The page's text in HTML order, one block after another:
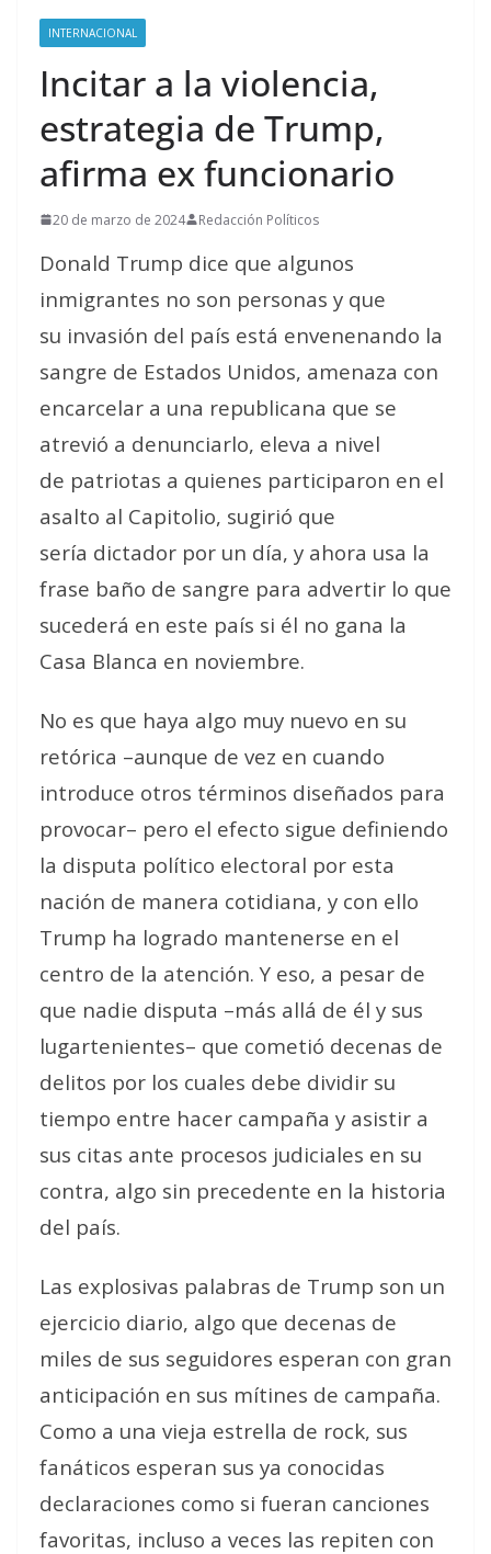
INTERNACIONAL
Incitar a la violencia,
estrategia de Trump,
afirma ex funcionario
20 de marzo de 2024 Redacción Políticos
Donald Trump dice que algunos
inmigrantes no son personas y que
su invasión del país está envenenando la
sangre de Estados Unidos, amenaza con
encarcelar a una republicana que se
atrevió a denunciarlo, eleva a nivel
de patriotas a quienes participaron en el
asalto al Capitolio, sugirió que
sería dictador por un día, y ahora usa la
frase baño de sangre para advertir lo que
sucederá en este país si él no gana la
Casa Blanca en noviembre.
No es que haya algo muy nuevo en su
retórica –aunque de vez en cuando
introduce otros términos diseñados para
provocar– pero el efecto sigue definiendo
la disputa político electoral por esta
nación de manera cotidiana, y con ello
Trump ha logrado mantenerse en el
centro de la atención. Y eso, a pesar de
que nadie disputa –más allá de él y sus
lugartenientes– que cometió decenas de
delitos por los cuales debe dividir su
tiempo entre hacer campaña y asistir a
sus citas ante procesos judiciales en su
contra, algo sin precedente en la historia
del país.
Las explosivas palabras de Trump son un
ejercicio diario, algo que decenas de
miles de sus seguidores esperan con gran
anticipación en sus mítines de campaña.
Como a una vieja estrella de rock, sus
fanáticos esperan sus ya conocidas
declaraciones como si fueran canciones
favoritas, incluso a veces las repiten con